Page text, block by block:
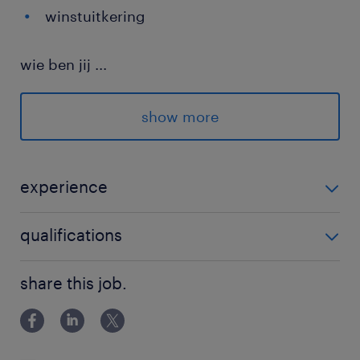
winstuitkering
wie ben jij ...
je beschikt over een mbo+ werk- en
je hebt ervaring in een binnendienst
groothandel)
je hebt technische ervaring, het liefst in
je bent bereid om in Roosendaal te
werken
show more
experience
qualifications
share this job.